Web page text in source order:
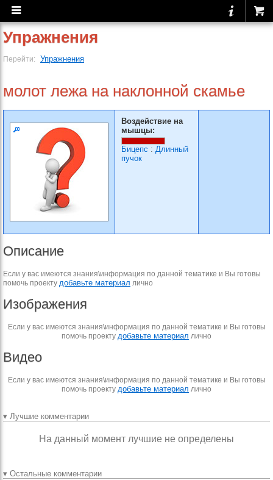
Упражнения
Перейти: Упражнения
молот лежа на наклонной скамье
Воздействие на
мышцы:
Бицепс : Длинный
пучок
Описание
Если у вас имеются знания\информация по данной тематике и Вы готовы
помочь проекту добавьте материал лично
Изображения
Если у вас имеются знания\информация по данной тематике и Вы готовы
помочь проекту добавьте материал лично
Видео
Если у вас имеются знания\информация по данной тематике и Вы готовы
помочь проекту добавьте материал лично
▾ Лучшие комментарии
На данный момент лучшие не определены
▾ Остальные комментарии